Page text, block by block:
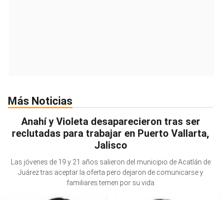
Más Noticias
Anahí y Violeta desaparecieron tras ser
reclutadas para trabajar en Puerto Vallarta,
Jalisco
Las jóvenes de 19 y 21 años salieron del municipio de Acatlán de
Juárez tras aceptar la oferta pero dejaron de comunicarse y
familiares temen por su vida